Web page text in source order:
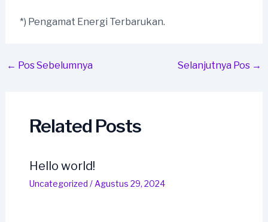
*) Pengamat Energi Terbarukan.
Post
← Pos Sebelumnya Selanjutnya Pos →
Related Posts
Hello world!
Uncategorized / Agustus 29, 2024